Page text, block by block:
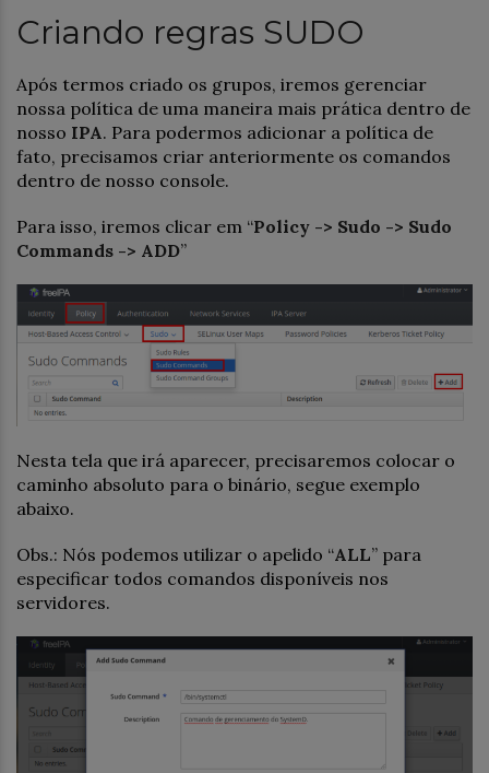
Criando regras SUDO
Após termos criado os grupos, iremos gerenciar
nossa política de uma maneira mais prática dentro de
nosso IPA. Para podermos adicionar a política de
fato, precisamos criar anteriormente os comandos
dentro de nosso console.
Para isso, iremos clicar em “Policy -> Sudo -> Sudo
Commands -> ADD”
Nesta tela que irá aparecer, precisaremos colocar o
caminho absoluto para o binário, segue exemplo
abaixo.
Obs.: Nós podemos utilizar o apelido “ALL” para
especificar todos comandos disponíveis nos
servidores.